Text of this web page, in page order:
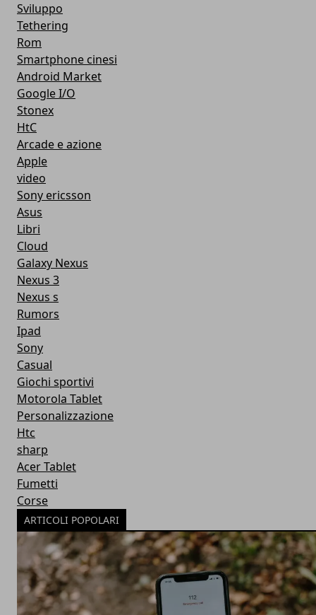
Sviluppo
Tethering
Rom
Smartphone cinesi
Android Market
Google I/O
Stonex
HtC
Arcade e azione
Apple
video
Sony ericsson
Asus
Libri
Cloud
Galaxy Nexus
Nexus 3
Nexus s
Rumors
Ipad
Sony
Casual
Giochi sportivi
Motorola Tablet
Personalizzazione
Htc
sharp
Acer Tablet
Fumetti
Corse
ARTICOLI POPOLARI